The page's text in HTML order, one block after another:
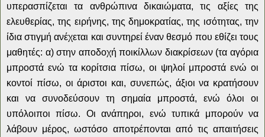
υπερασπίζεται τα ανθρώπινα δικαιώματα, τις αξίες της
ελευθερίας, της ειρήνης, της δημοκρατίας, της ισότητας, την
ίδια στιγμή ανέχεται και συντηρεί έναν θεσμό που εθίζει τους
μαθητές: α) στην αποδοχή ποικίλλων διακρίσεων (τα αγόρια
μπροστά ενώ τα κορίτσια πίσω, οι ψηλοί μπροστά ενώ οι
κοντοί πίσω, οι άριστοι και, συνεπώς, άξιοι να κρατήσουν
και να συνοδεύσουν τη σημαία μπροστά, ενώ όλοι οι
υπόλοιποι πίσω. Οι ανάπηροι, ενώ τυπικά μπορούν να
λάβουν μέρος, ωστόσο αποτρέπονται από τις απαιτήσεις